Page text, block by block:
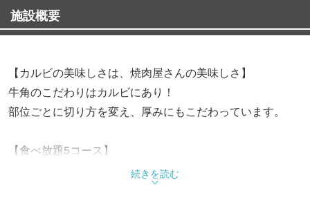
施設概要
【カルビの美味しさは、焼肉屋さんの美味しさ】
牛角のこだわりはカルビにあり！
部位ごとに切り方を変え、厚みにもこだわっています。
【食べ放題5コース】
90分食べ放題(ラストオーダー70分〉
◎お気軽コース 3,058円（税込）
続きを読む